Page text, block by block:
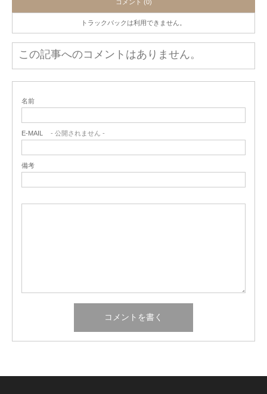
コメント (0)
トラックバックは利用できません。
この記事へのコメントはありません。
名前
E-MAIL - 公開されません -
備考